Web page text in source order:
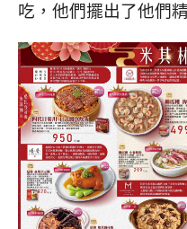
吃，他們擺出了他們